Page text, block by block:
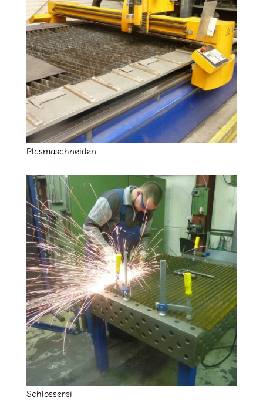
Plasmaschneiden
Schlosserei